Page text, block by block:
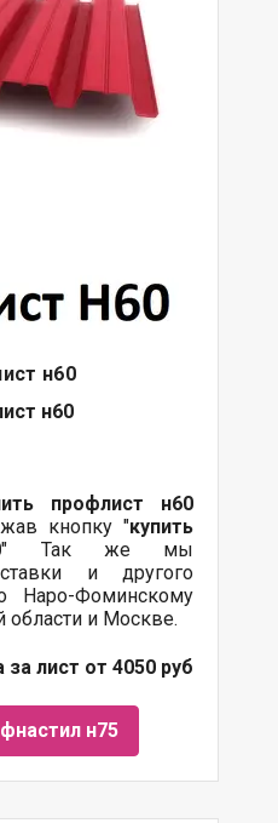
н60
н60
профлист н60
кнопку "купить
" Так же мы
и другого
Наро-Фоминскому
области и Москве.
лист от 4050 руб
н75